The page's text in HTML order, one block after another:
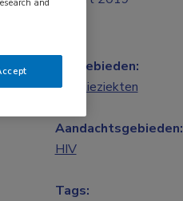
Vakgebieden:
Infectieziekten
Aandachtsgebieden:
HIV
Tags: